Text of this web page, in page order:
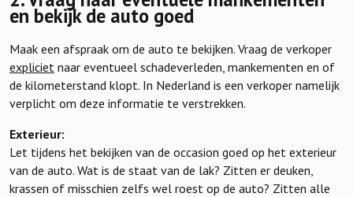
en bekijk de auto goed
Maak een afspraak om de auto te bekijken. Vraag de verkoper
expliciet naar eventueel schadeverleden, mankementen en of
de kilometerstand klopt. In Nederland is een verkoper namelijk
verplicht om deze informatie te verstrekken.
Exterieur:
Let tijdens het bekijken van de occasion goed op het exterieur
van de auto. Wat is de staat van de lak? Zitten er deuken,
krassen of misschien zelfs wel roest op de auto? Zitten alle